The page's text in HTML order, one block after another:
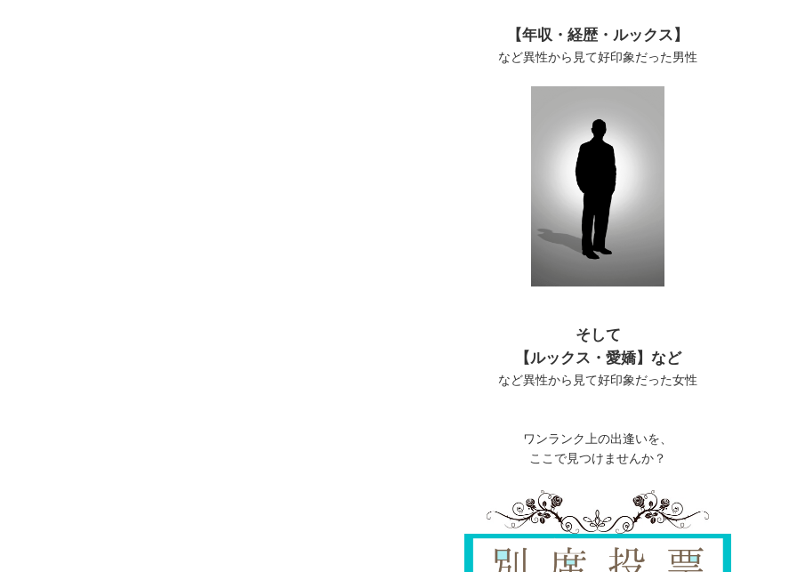
【年収・経歴・ルックス】
など異性から見て好印象だった男性
そして
【ルックス・愛嬌】など
など異性から見て好印象だった女性
ワンランク上の出逢いを、
ここで見つけませんか？